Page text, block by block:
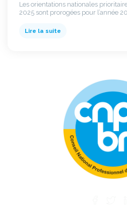
Les orientations nationales
2025 sont prorogées pour l’année
Lire la suite